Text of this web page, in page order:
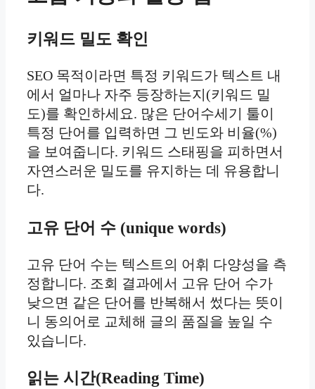
키워드 밀도 확인
SEO 목적이라면 특정 키워드가 텍스트 내
에서 얼마나 자주 등장하는지(키워드 밀
도)를 확인하세요. 많은 단어수세기 툴이
특정 단어를 입력하면 그 빈도와 비율(%)
을 보여줍니다. 키워드 스태핑을 피하면서
자연스러운 밀도를 유지하는 데 유용합니
다.
고유 단어 수 (unique words)
고유 단어 수는 텍스트의 어휘 다양성을 측
정합니다. 조회 결과에서 고유 단어 수가
낮으면 같은 단어를 반복해서 썼다는 뜻이
니 동의어로 교체해 글의 품질을 높일 수
있습니다.
읽는 시간(Reading Time)